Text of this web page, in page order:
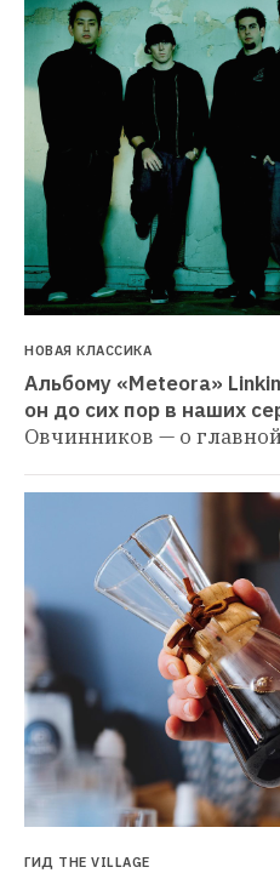
НОВАЯ КЛАССИКА
Альбому «Meteora»
он до сих пор в наших
Овчинников — о
ГИД THE VILLAGE